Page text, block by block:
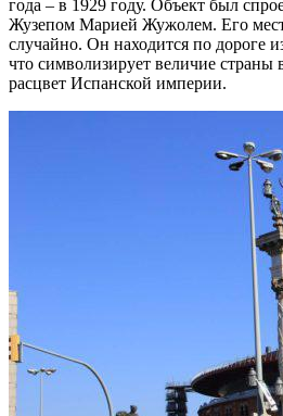
года – в 1929 году. Объект был
Жузепом Марией Жужолем. Его
случайно. Он находится по дороге
что символизирует величие страны
расцвет Испанской империи.